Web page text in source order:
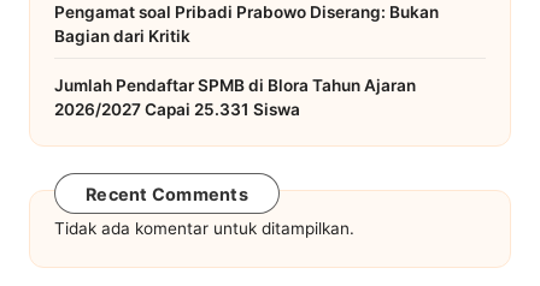
Pengamat soal Pribadi Prabowo Diserang: Bukan
Bagian dari Kritik
Jumlah Pendaftar SPMB di Blora Tahun Ajaran
2026/2027 Capai 25.331 Siswa
Recent Comments
Tidak ada komentar untuk ditampilkan.